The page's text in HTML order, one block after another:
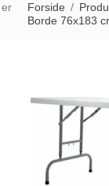
Forside /
Borde 76x183